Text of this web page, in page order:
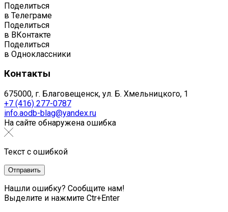
Поделиться
в Телеграме
Поделиться
в ВКонтакте
Поделиться
в Одноклассники
Контакты
675000, г. Благовещенск, ул. Б. Хмельницкого, 1
+7 (416) 277-0787
info.aodb-blag@yandex.ru
На сайте обнаружена ошибка
Текст с ошибкой
Нашли ошибку? Сообщите нам!
Выделите и нажмите Ctr+Enter